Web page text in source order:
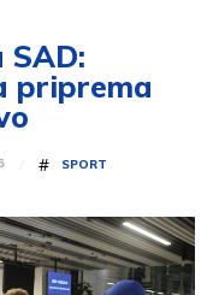
priprema
# SPORT